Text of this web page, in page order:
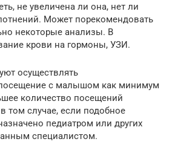
не увеличена ли она, нет ли
Может порекомендовать
некоторые анализы. В
крови на гормоны, УЗИ.
осуществлять
с малышом как минимум
количество посещений
том случае, если подобное
педиатром или других
специалистом.